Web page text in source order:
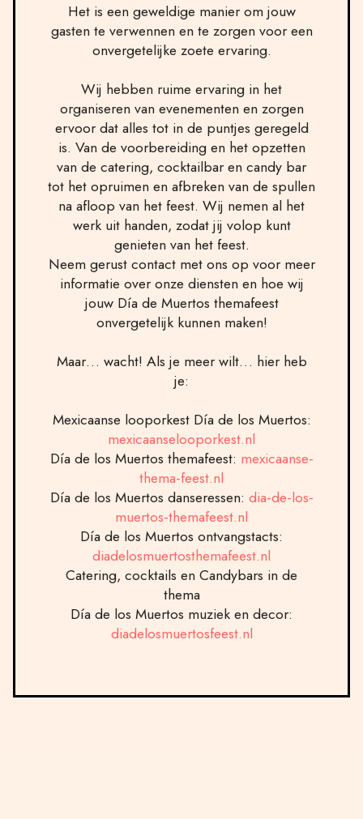
Het is een geweldige manier om jouw
gasten te verwennen en te zorgen voor een
onvergetelijke zoete ervaring.
Wij hebben ruime ervaring in het
organiseren van evenementen en zorgen
ervoor dat alles tot in de puntjes geregeld
is. Van de voorbereiding en het opzetten
van de catering, cocktailbar en candy bar
tot het opruimen en afbreken van de spullen
na afloop van het feest. Wij nemen al het
werk uit handen, zodat jij volop kunt
genieten van het feest.
Neem gerust contact met ons op voor meer
informatie over onze diensten en hoe wij
jouw Día de Muertos themafeest
onvergetelijk kunnen maken!
Maar… wacht! Als je meer wilt… hier heb
je:
Mexicaanse looporkest Día de los Muertos:
mexicaanselooporkest.nl
Día de los Muertos themafeest: mexicaanse-
thema-feest.nl
Día de los Muertos danseressen: dia-de-los-
muertos-themafeest.nl
Día de los Muertos ontvangstacts:
diadelosmuertosthemafeest.nl
Catering, cocktails en Candybars in de
thema
Día de los Muertos muziek en decor:
diadelosmuertosfeest.nl